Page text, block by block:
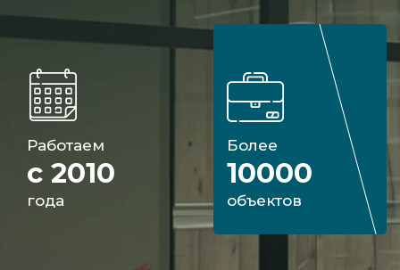
Работаем
с 2010
года
Более
10000
объектов